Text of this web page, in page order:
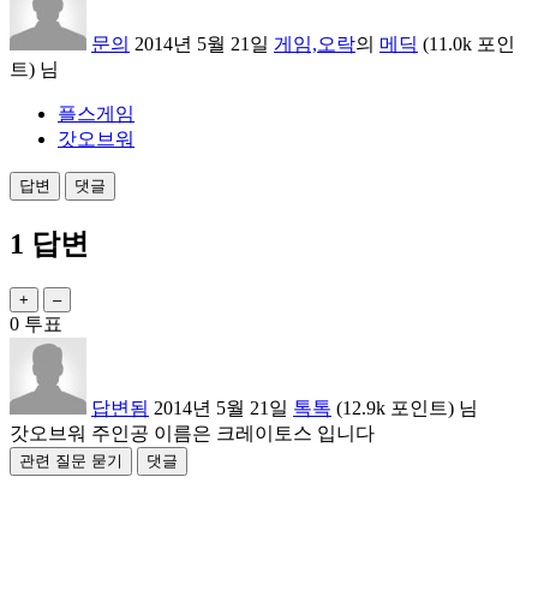
문의 2014년 5월 21일 게임,오락의 메딕 (11.0k 포인
트) 님
플스게임
갓오브워
1 답변
0 투표
답변됨 2014년 5월 21일 톡톡 (12.9k 포인트) 님
갓오브워 주인공 이름은 크레이토스 입니다